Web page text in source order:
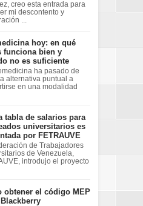
creo esta entrada para
mi descontento y
...
hoy: en qué
funciona bien y
no es suficiente
ha pasado de
alternativa puntual a
en una modalidad
tabla de salarios para
universitarios es
por FETRAUVE
de Trabajadores
de Venezuela,
introdujo el proyecto
obtener el código MEP